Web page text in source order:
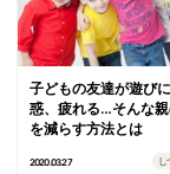
子どもの友達が遊び
惑、疲れる…そんな
を減らす方法とは
2020.03.27 し